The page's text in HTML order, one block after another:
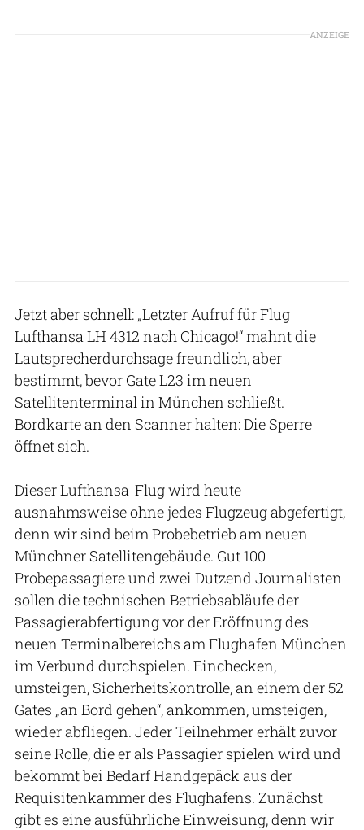
ANZEIGE
Jetzt aber schnell: „Letzter Aufruf für Flug
Lufthansa LH 4312 nach Chicago!“ mahnt die
Lautsprecherdurchsage freundlich, aber
bestimmt, bevor Gate L23 im neuen
Satellitenterminal in München schließt.
Bordkarte an den Scanner halten: Die Sperre
öffnet sich.
Dieser Lufthansa-Flug wird heute
ausnahmsweise ohne jedes Flugzeug abgefertigt,
denn wir sind beim Probebetrieb am neuen
Münchner Satellitengebäude. Gut 100
Probepassagiere und zwei Dutzend Journalisten
sollen die technischen Betriebsabläufe der
Passagierabfertigung vor der Eröffnung des
neuen Terminalbereichs am Flughafen München
im Verbund durchspielen. Einchecken,
umsteigen, Sicherheitskontrolle, an einem der 52
Gates „an Bord gehen“, ankommen, umsteigen,
wieder abfliegen. Jeder Teilnehmer erhält zuvor
seine Rolle, die er als Passagier spielen wird und
bekommt bei Bedarf Handgepäck aus der
Requisitenkammer des Flughafens. Zunächst
gibt es eine ausführliche Einweisung, denn wir